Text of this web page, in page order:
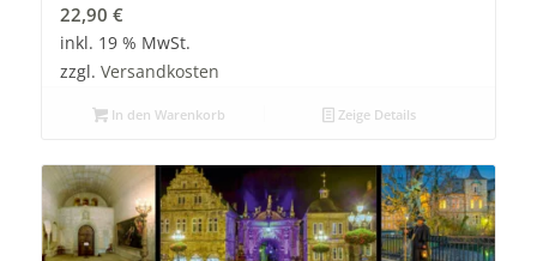
22,90 €
inkl. 19 % MwSt.
zzgl. Versandkosten
In den Warenkorb Zeige Details